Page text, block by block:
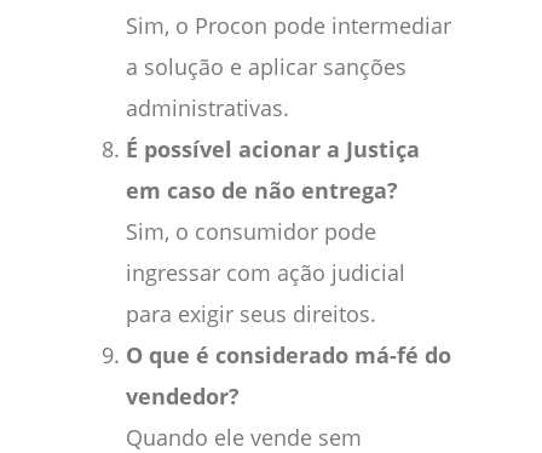
Sim, o Procon pode intermediar
a solução e aplicar sanções
administrativas.
É possível acionar a Justiça
em caso de não entrega?
Sim, o consumidor pode
ingressar com ação judicial
para exigir seus direitos.
O que é considerado má-fé do
vendedor?
Quando ele vende sem